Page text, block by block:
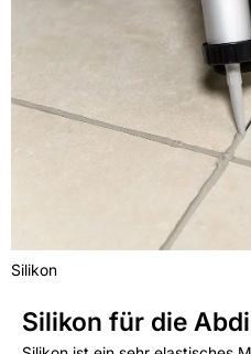
Silikon
Silikon für die